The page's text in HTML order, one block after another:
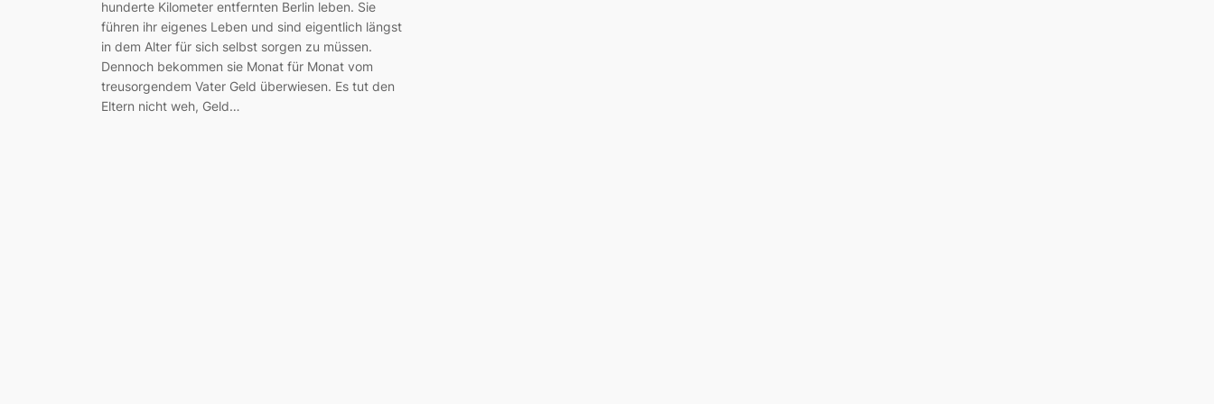
hunderte Kilometer entfernten Berlin leben. Sie
führen ihr eigenes Leben und sind eigentlich längst
in dem Alter für sich selbst sorgen zu müssen.
Dennoch bekommen sie Monat für Monat vom
treusorgendem Vater Geld überwiesen. Es tut den
Eltern nicht weh, Geld…